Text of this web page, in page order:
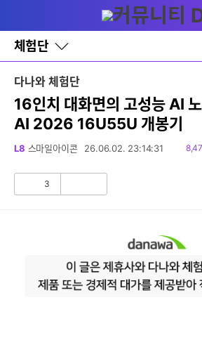
와
홈
체험단
바
로
가
기
레
이
어
토
다나와 체험단
16인치 대화면의 고성능 AI
AI 2026 16U55U 개봉기
L8 스마일아이콘 26.06.02. 23:14:31
읽
3